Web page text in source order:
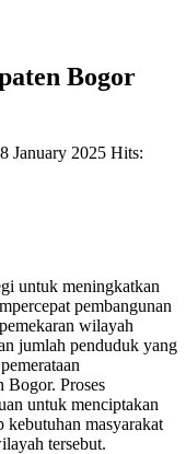
Bogor
January 2025 Hits:
untuk meningkatkan
pembangunan
wilayah
jumlah penduduk yang
Bogor. Proses
untuk menciptakan
kebutuhan masyarakat
tersebut.